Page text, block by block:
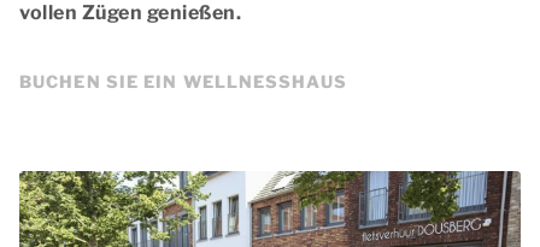
vollen Zügen genießen.
BUCHEN SIE EIN WELLNESSHAUS